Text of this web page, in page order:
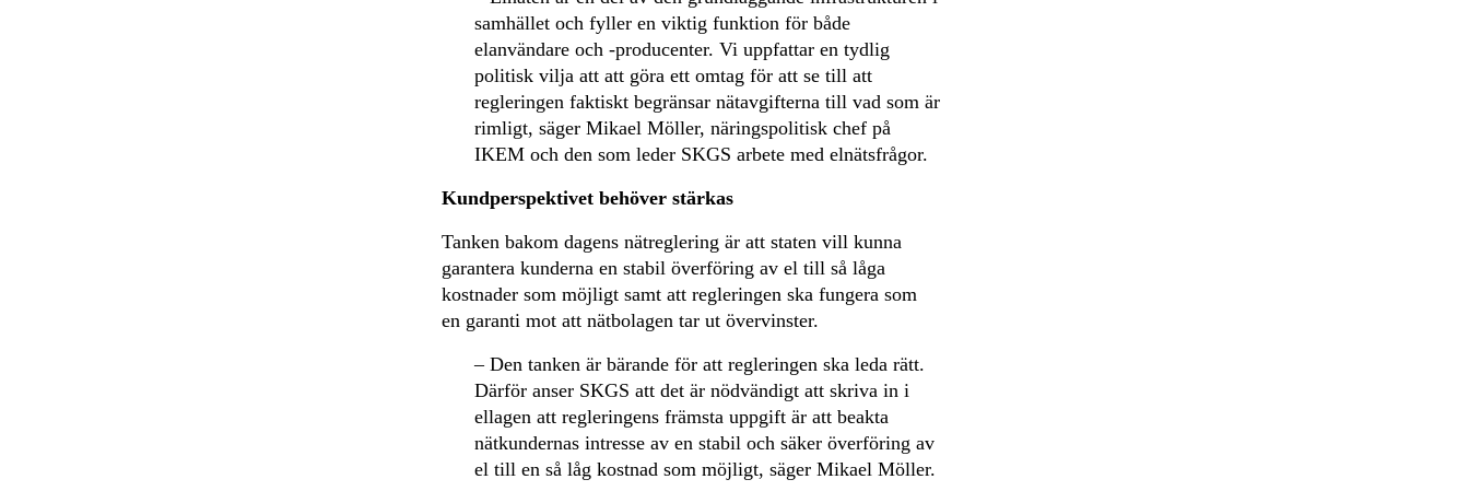
samhället och fyller en viktig funktion för både
elanvändare och -producenter. Vi uppfattar en tydlig
politisk vilja att att göra ett omtag för att se till att
regleringen faktiskt begränsar nätavgifterna till vad som är
rimligt, säger Mikael Möller, näringspolitisk chef på
IKEM och den som leder SKGS arbete med elnätsfrågor.
Kundperspektivet behöver stärkas
Tanken bakom dagens nätreglering är att staten vill kunna
garantera kunderna en stabil överföring av el till så låga
kostnader som möjligt samt att regleringen ska fungera som
en garanti mot att nätbolagen tar ut övervinster.
– Den tanken är bärande för att regleringen ska leda rätt.
Därför anser SKGS att det är nödvändigt att skriva in i
ellagen att regleringens främsta uppgift är att beakta
nätkundernas intresse av en stabil och säker överföring av
el till en så låg kostnad som möjligt, säger Mikael Möller.